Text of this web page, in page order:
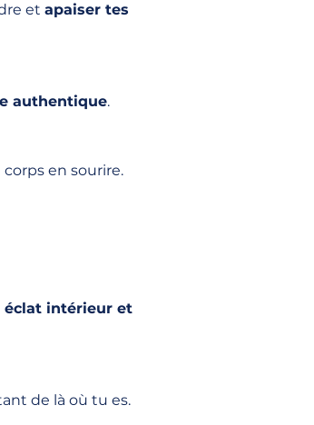
et apaiser tes
authentique.
en sourire.
éclat intérieur et
de là où tu es.